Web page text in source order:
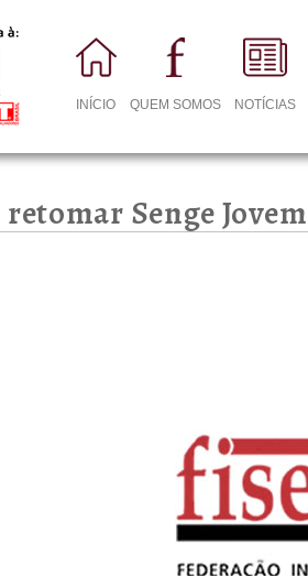
INÍCIO QUEM SOMOS NOTÍCIAS
Senge Jovem